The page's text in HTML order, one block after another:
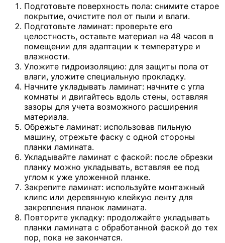
Подготовьте поверхность пола: снимите старое
покрытие, очистите пол от пыли и влаги.
Подготовьте ламинат: проверьте его
целостность, оставьте материал на 48 часов в
помещении для адаптации к температуре и
влажности.
Уложите гидроизоляцию: для защиты пола от
влаги, уложите специальную прокладку.
Начните укладывать ламинат: начните с угла
комнаты и двигайтесь вдоль стены, оставляя
зазоры для учета возможного расширения
материала.
Обрежьте ламинат: использовав пильную
машину, отрежьте фаску с одной стороны
планки ламината.
Укладывайте ламинат с фаской: после обрезки
планку можно укладывать, вставляя ее под
углом к уже уложенной планке.
Закрепите ламинат: используйте монтажный
клипс или деревянную клейкую ленту для
закрепления планок ламината.
Повторите укладку: продолжайте укладывать
планки ламината с обработанной фаской до тех
пор, пока не закончатся.